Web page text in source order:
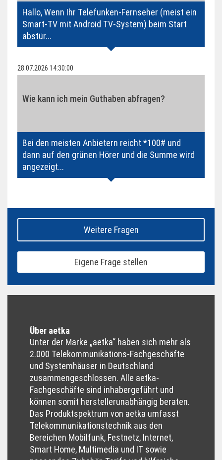
Hallo, Wenn Ihr Telefunken-Fernseher (meist ein
Smart-TV mit Android TV-System) beim Start
abstür...
28.07.2026 14:30:00
Wie kann ich mein Guthaben abfragen?
Bei den meisten Anbietern reicht *100# und
dann auf den grünen Hörer und die Summe wird
angezeigt...
Weitere Fragen
Eigene Frage stellen
Über aetka
Unter der Marke „aetka“ haben sich mehr als
2.000 Tele­kommunikations-Fachgeschäfte
und System­häuser in Deutschland
zusammen­geschlossen. Alle aetka-
Fachgeschäfte sind inhaber­geführt und
können somit hersteller­unabhängig beraten.
Das Produkt­spektrum von aetka umfasst
Tele­kommunikations­technik aus den
Bereichen Mobil­funk, Festnetz, Internet,
Smart Home, Multimedia und IT sowie